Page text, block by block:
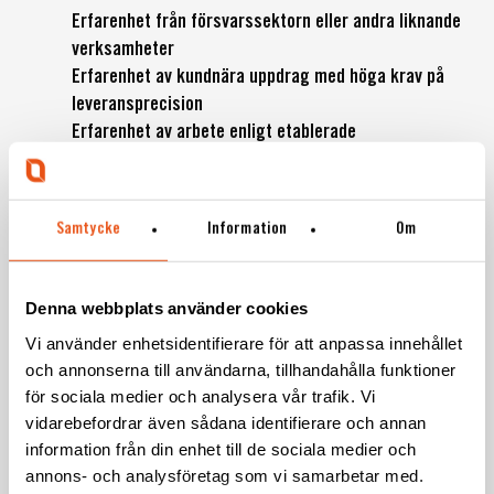
Samtycke Information Om
Denna webbplats använder cookies
Vi använder enhetsidentifierare för att anpassa innehållet
och annonserna till användarna, tillhandahålla funktioner
för sociala medier och analysera vår trafik. Vi
vidarebefordrar även sådana identifierare och annan
information från din enhet till de sociala medier och
annons- och analysföretag som vi samarbetar med.
Erfarenhet från försvarssektorn eller andra liknande
verksamheter
Erfarenhet av kundnära uppdrag med höga krav på
leveransprecision
Erfarenhet av arbete enligt etablerade
VI ERBJUDER
Svekon erbjuder det bästa av två världar.
Omväxlingen och kompetensutvecklingen i
konsultrollen som medför arbete med många olika